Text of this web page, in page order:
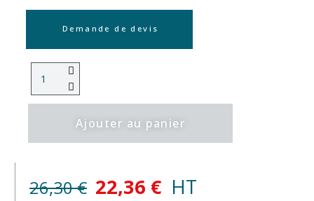
Demande de devis
Ajouter au panier
26,30 € 22,36 € HT